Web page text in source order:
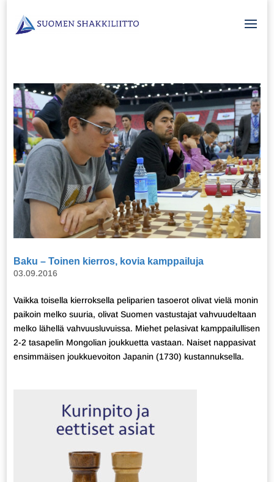
Baku – Toinen kierros, kovia kamppailuja
03.09.2016
Vaikka toisella kierroksella peliparien tasoerot olivat vielä monin
paikoin melko suuria, olivat Suomen vastustajat vahvuudeltaan
melko lähellä vahvuusluvuissa. Miehet pelasivat kamppailullisen
2-2 tasapelin Mongolian joukkuetta vastaan. Naiset nappasivat
ensimmäisen joukkuevoiton Japanin (1730) kustannuksella.